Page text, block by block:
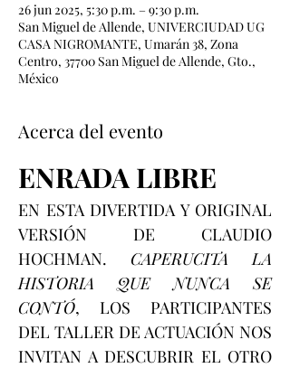
26 jun 2025, 5:30 p.m. – 9:30 p.m.
San Miguel de Allende, UNIVERCIUDAD UG
CASA NIGROMANTE, Umarán 38, Zona
Centro, 37700 San Miguel de Allende, Gto.,
México
Acerca del evento
ENRADA LIBRE
EN ESTA DIVERTIDA Y ORIGINAL
VERSIÓN DE CLAUDIO
HOCHMAN. CAPERUCITA LA
HISTORIA QUE NUNCA SE
CONTÓ, LOS PARTICIPANTES
DEL TALLER DE ACTUACIÓN NOS
INVITAN A DESCUBRIR EL OTRO